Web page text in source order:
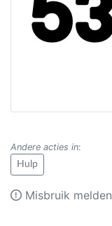
Andere acties in:
Hulp
Misbruik melden